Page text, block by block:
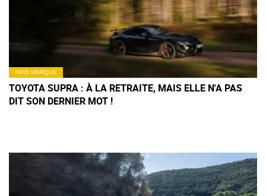
INFO MARQUE
TOYOTA SUPRA : À LA RETRAITE, MAIS ELLE N'A PAS
DIT SON DERNIER MOT !